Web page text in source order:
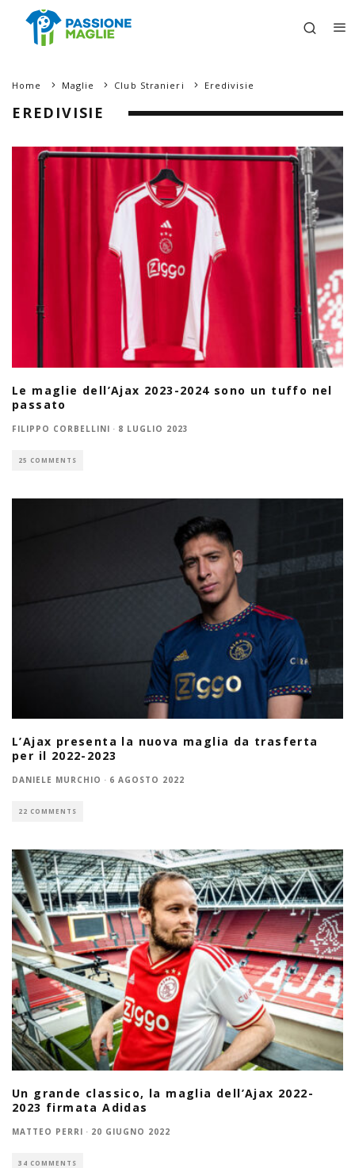
Home Maglie Club Stranieri Eredivisie
EREDIVISIE
Le maglie dell’Ajax 2023-2024 sono un tuffo nel
passato
FILIPPO CORBELLINI · 8 LUGLIO 2023
25 COMMENTS
L’Ajax presenta la nuova maglia da trasferta
per il 2022-2023
DANIELE MURCHIO · 6 AGOSTO 2022
22 COMMENTS
Un grande classico, la maglia dell’Ajax 2022-
2023 firmata Adidas
MATTEO PERRI · 20 GIUGNO 2022
34 COMMENTS